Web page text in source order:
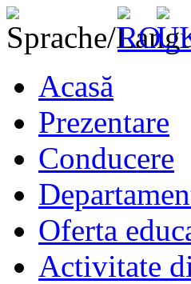
Acasă
Prezentare
Conducere
Oferta
Activitate